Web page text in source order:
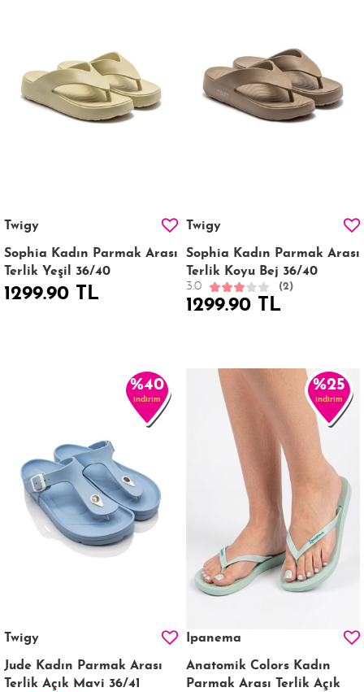
Twigy
Sophia Kadın Parmak Arası
Terlik Yeşil 36/40
1299.90 TL
Twigy
Sophia Kadın Parmak Arası
Terlik Koyu Bej 36/40
3.0 (2)
1299.90 TL
%40
indirim
Twigy
Jude Kadın Parmak Arası
Terlik Açık Mavi 36/41
%25
indirim
Ipanema
Anatomik Colors Kadın
Parmak Arası Terlik Açık